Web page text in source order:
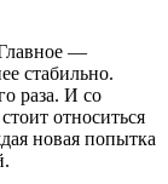
—
стабильно.
раза. И со
относиться
новая попытка